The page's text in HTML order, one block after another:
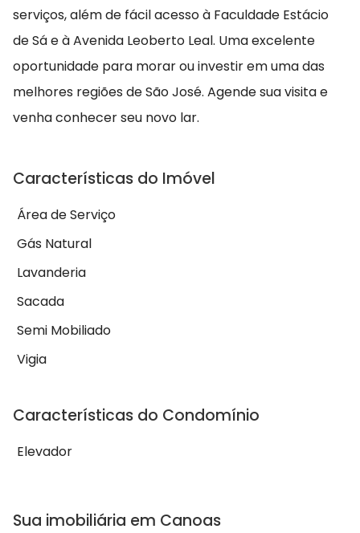
serviços, além de fácil acesso à Faculdade Estácio
de Sá e à Avenida Leoberto Leal. Uma excelente
oportunidade para morar ou investir em uma das
melhores regiões de São José. Agende sua visita e
venha conhecer seu novo lar.
Características do Imóvel
Área de Serviço
Gás Natural
Lavanderia
Sacada
Semi Mobiliado
Vigia
Características do Condomínio
Elevador
Sua imobiliária em Canoas